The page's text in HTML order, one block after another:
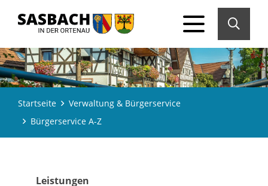
Startseite
Verwaltung & Bürgerservice
Bürgerservice A-Z
Leistungen